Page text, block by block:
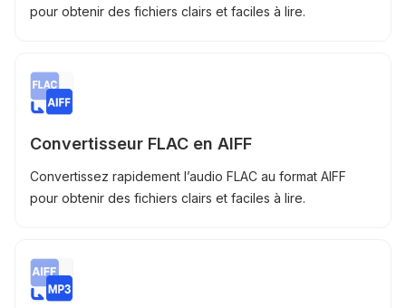
pour obtenir des fichiers clairs et faciles à lire.
Convertisseur FLAC en AIFF
Convertissez rapidement l’audio FLAC au format AIFF
pour obtenir des fichiers clairs et faciles à lire.